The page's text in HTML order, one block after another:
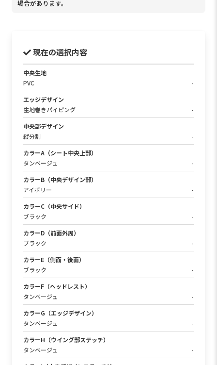
場合があります。
現在の選択内容
中央生地
PVC
-
エッジデザイン
生地巻きパイピング
-
中央部デザイン
縦分割
-
カラーA（シート中央上部）
タンベージュ
-
カラーB（中央デザイン部）
アイボリー
-
カラーC（中央サイド）
ブラック
-
カラーD（前面外周）
ブラック
-
カラーE（側面・後面）
ブラック
-
カラーF（ヘッドレスト）
タンベージュ
-
カラーG（エッジデザイン）
タンベージュ
-
カラーH（ウイング部ステッチ）
タンベージュ
-